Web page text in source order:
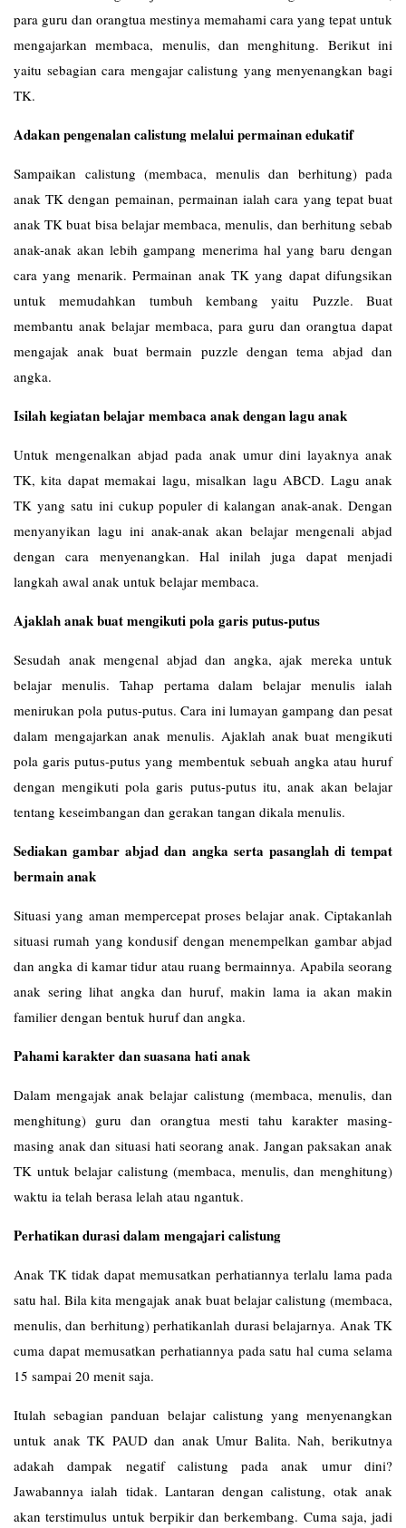
para guru dan orangtua mestinya memahami cara yang tepat untuk
mengajarkan membaca, menulis, dan menghitung. Berikut ini
yaitu sebagian cara mengajar calistung yang menyenangkan bagi
TK.
Adakan pengenalan calistung melalui permainan edukatif
Sampaikan calistung (membaca, menulis dan berhitung) pada
anak TK dengan pemainan, permainan ialah cara yang tepat buat
anak TK buat bisa belajar membaca, menulis, dan berhitung sebab
anak-anak akan lebih gampang menerima hal yang baru dengan
cara yang menarik. Permainan anak TK yang dapat difungsikan
untuk memudahkan tumbuh kembang yaitu Puzzle. Buat
membantu anak belajar membaca, para guru dan orangtua dapat
mengajak anak buat bermain puzzle dengan tema abjad dan
angka.
Isilah kegiatan belajar membaca anak dengan lagu anak
Untuk mengenalkan abjad pada anak umur dini layaknya anak
TK, kita dapat memakai lagu, misalkan lagu ABCD. Lagu anak
TK yang satu ini cukup populer di kalangan anak-anak. Dengan
menyanyikan lagu ini anak-anak akan belajar mengenali abjad
dengan cara menyenangkan. Hal inilah juga dapat menjadi
langkah awal anak untuk belajar membaca.
Ajaklah anak buat mengikuti pola garis putus-putus
Sesudah anak mengenal abjad dan angka, ajak mereka untuk
belajar menulis. Tahap pertama dalam belajar menulis ialah
menirukan pola putus-putus. Cara ini lumayan gampang dan pesat
dalam mengajarkan anak menulis. Ajaklah anak buat mengikuti
pola garis putus-putus yang membentuk sebuah angka atau huruf
dengan mengikuti pola garis putus-putus itu, anak akan belajar
tentang keseimbangan dan gerakan tangan dikala menulis.
Sediakan gambar abjad dan angka serta pasanglah di tempat
bermain anak
Situasi yang aman mempercepat proses belajar anak. Ciptakanlah
situasi rumah yang kondusif dengan menempelkan gambar abjad
dan angka di kamar tidur atau ruang bermainnya. Apabila seorang
anak sering lihat angka dan huruf, makin lama ia akan makin
familier dengan bentuk huruf dan angka.
Pahami karakter dan suasana hati anak
Dalam mengajak anak belajar calistung (membaca, menulis, dan
menghitung) guru dan orangtua mesti tahu karakter masing-
masing anak dan situasi hati seorang anak. Jangan paksakan anak
TK untuk belajar calistung (membaca, menulis, dan menghitung)
waktu ia telah berasa lelah atau ngantuk.
Perhatikan durasi dalam mengajari calistung
Anak TK tidak dapat memusatkan perhatiannya terlalu lama pada
satu hal. Bila kita mengajak anak buat belajar calistung (membaca,
menulis, dan berhitung) perhatikanlah durasi belajarnya. Anak TK
cuma dapat memusatkan perhatiannya pada satu hal cuma selama
15 sampai 20 menit saja.
Itulah sebagian panduan belajar calistung yang menyenangkan
untuk anak TK PAUD dan anak Umur Balita. Nah, berikutnya
adakah dampak negatif calistung pada anak umur dini?
Jawabannya ialah tidak. Lantaran dengan calistung, otak anak
akan terstimulus untuk berpikir dan berkembang. Cuma saja, jadi